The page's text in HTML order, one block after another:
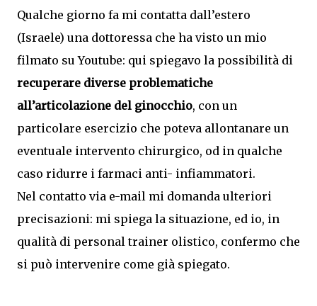
Qualche giorno fa mi contatta dall’estero
(Israele) una dottoressa che ha visto un mio
filmato su Youtube: qui spiegavo la possibilità di
recuperare diverse problematiche
all’articolazione del ginocchio, con un
particolare esercizio che poteva allontanare un
eventuale intervento chirurgico, od in qualche
caso ridurre i farmaci anti- infiammatori.
Nel contatto via e-mail mi domanda ulteriori
precisazioni: mi spiega la situazione, ed io, in
qualità di personal trainer olistico, confermo che
si può intervenire come già spiegato.